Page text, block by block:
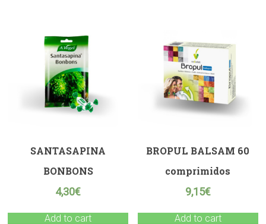
SANTASAPINA
BONBONS
4,30€
Add to cart
BROPUL BALSAM 60
comprimidos
9,15€
Add to cart